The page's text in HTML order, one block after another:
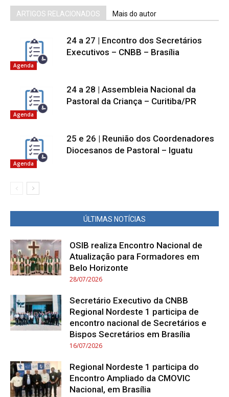
ARTIGOS RELACIONADOS Mais do autor
Agenda
24 a 27 | Encontro dos Secretários
Executivos – CNBB – Brasília
Agenda
24 a 28 | Assembleia Nacional da
Pastoral da Criança – Curitiba/PR
Agenda
25 e 26 | Reunião dos Coordenadores
Diocesanos de Pastoral – Iguatu
ÚLTIMAS NOTÍCIAS
OSIB realiza Encontro Nacional de
Atualização para Formadores em
Belo Horizonte
28/07/2026
Secretário Executivo da CNBB
Regional Nordeste 1 participa de
encontro nacional de Secretários e
Bispos Secretários em Brasília
16/07/2026
Regional Nordeste 1 participa do
Encontro Ampliado da CMOVIC
Nacional, em Brasília